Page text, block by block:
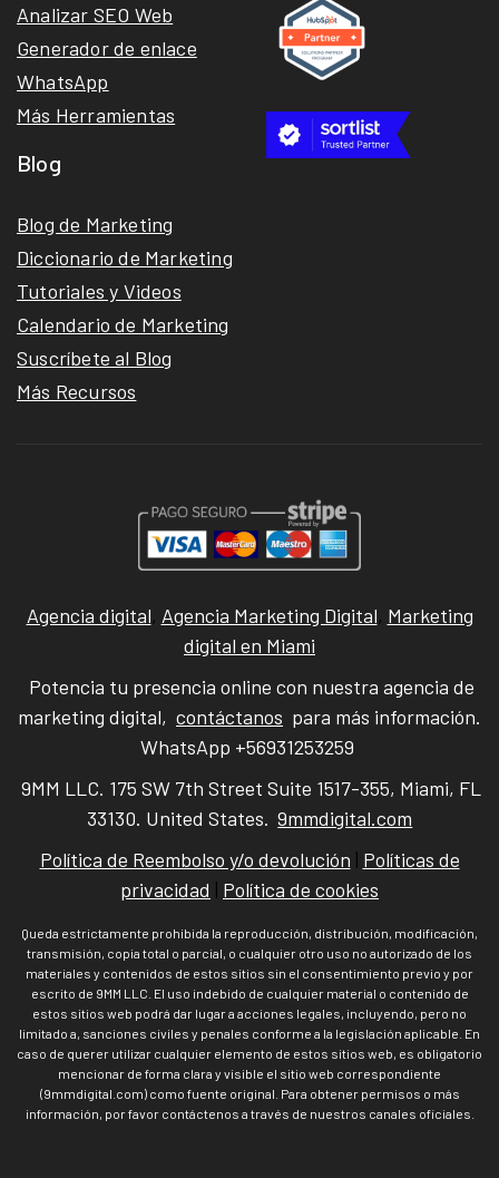
Analizar SEO Web
Generador de enlace
WhatsApp
Más Herramientas
Blog
Blog de Marketing
Diccionario de Marketing
Tutoriales y Videos
Calendario de Marketing
Suscríbete al Blog
Más Recursos
Agencia digital, Agencia Marketing Digital, Marketing
digital en Miami
Potencia tu presencia online con nuestra agencia de
marketing digital, contáctanos para más información.
WhatsApp +56931253259
9MM LLC. 175 SW 7th Street Suite 1517-355, Miami, FL
33130. United States. 9mmdigital.com
Política de Reembolso y/o devolución | Políticas de
privacidad | Política de cookies
Queda estrictamente prohibida la reproducción, distribución, modificación,
transmisión, copia total o parcial, o cualquier otro uso no autorizado de los
materiales y contenidos de estos sitios sin el consentimiento previo y por
escrito de 9MM LLC. El uso indebido de cualquier material o contenido de
estos sitios web podrá dar lugar a acciones legales, incluyendo, pero no
limitado a, sanciones civiles y penales conforme a la legislación aplicable. En
caso de querer utilizar cualquier elemento de estos sitios web, es obligatorio
mencionar de forma clara y visible el sitio web correspondiente
(9mmdigital.com) como fuente original. Para obtener permisos o más
información, por favor contáctenos a través de nuestros canales oficiales.